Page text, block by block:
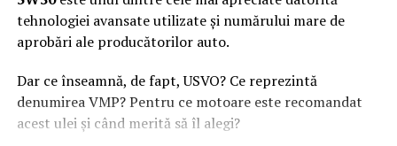
din 2018 vânduse doar 1,5 milioane de unități. Totuși,
cota sa de piață este în scădere, de la 15% anul trecut la
tehnologiei avansate utilizate și numărului mare de
aprobări ale producătorilor auto.
Dar ce înseamnă, de fapt, USVO? Ce reprezintă
denumirea VMP? Pentru ce motoare este recomandat
acest ulei și când merită să îl alegi?